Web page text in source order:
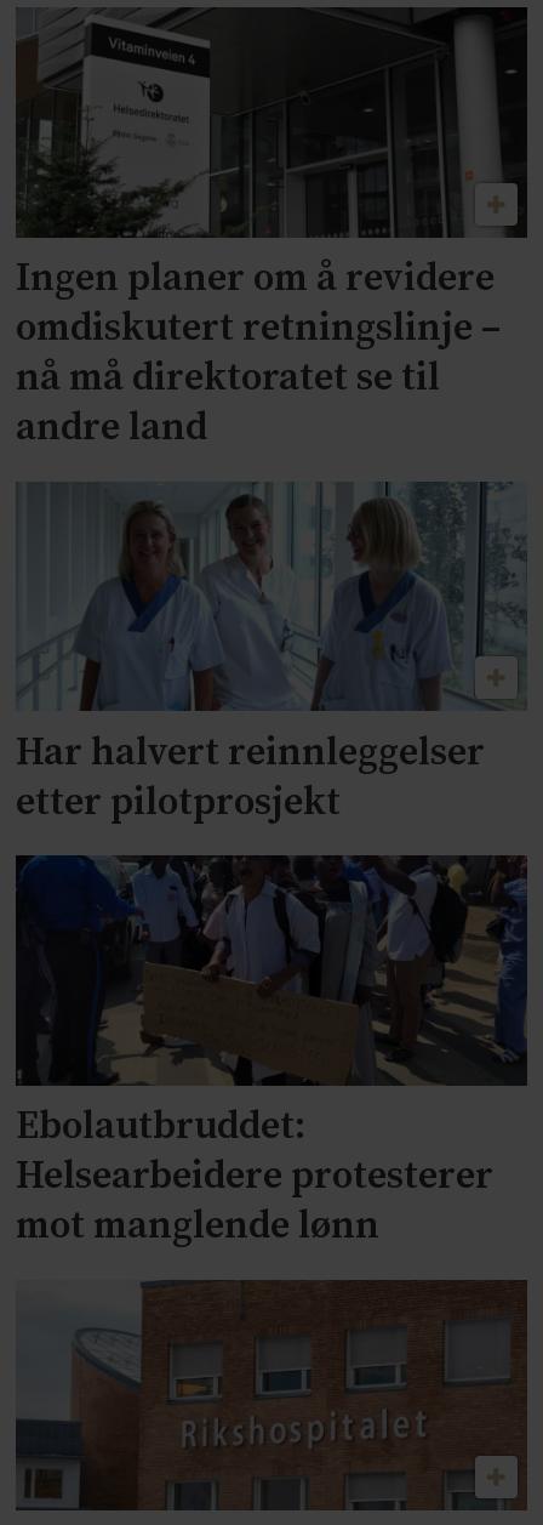
Ingen planer om å revidere
omdiskutert retningslinje –
nå må direktoratet se til
andre land
Har halvert reinnleggelser
etter pilotprosjekt
Ebolautbruddet:
Helsearbeidere protesterer
mot manglende lønn